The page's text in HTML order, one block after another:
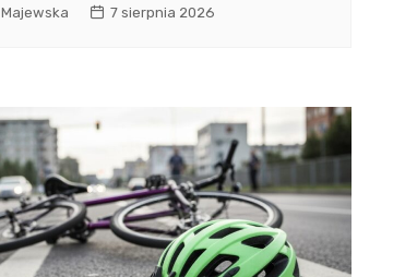
7 sierpnia 2026